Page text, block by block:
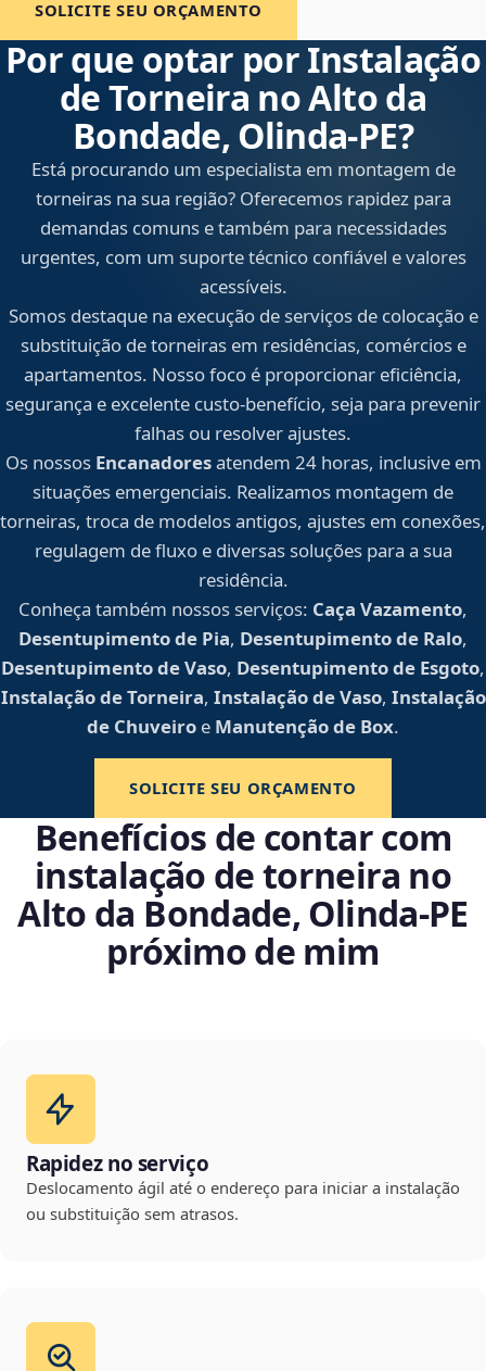
SOLICITE SEU ORÇAMENTO
Por que optar por Instalação
de Torneira no Alto da
Bondade, Olinda‑PE?
Está procurando um especialista em montagem de
torneiras na sua região? Oferecemos rapidez para
demandas comuns e também para necessidades
urgentes, com um suporte técnico confiável e valores
acessíveis.
Somos destaque na execução de serviços de colocação e
substituição de torneiras em residências, comércios e
apartamentos. Nosso foco é proporcionar eficiência,
segurança e excelente custo-benefício, seja para prevenir
falhas ou resolver ajustes.
Os nossos Encanadoresatendem 24 horas, inclusive em
situações emergenciais. Realizamos montagem de
torneiras, troca de modelos antigos, ajustes em conexões,
regulagem de fluxo e diversas soluções para a sua
residência.
Conheça também nossos serviços: Caça Vazamento,
Desentupimento de Pia, Desentupimento de Ralo,
Desentupimento de Vaso, Desentupimento de Esgoto,
Instalação de Torneira, Instalação de Vaso, Instalação
de Chuveiro e Manutenção de Box.
SOLICITE SEU ORÇAMENTO
Benefícios de contar com
instalação de torneira no
Alto da Bondade, Olinda‑PE
próximo de mim
Rapidez no serviço
Deslocamento ágil até o endereço para iniciar a instalação
ou substituição sem atrasos.